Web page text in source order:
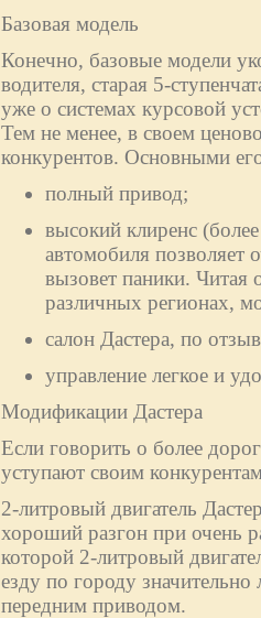
Базовая модель
Конечно, базовые модели
водителя, старая 5-
уже о системах курсовой
Тем не менее, в своем
конкурентов. Основными
полный привод;
высокий клиренс
автомобиля позволяет
вызовет паники. Читая
различных регионах,
салон Дастера, по
управление легкое и
Модификации Дастера
Если говорить о более
уступают своим
2-литровый двигатель
хороший разгон при очень
которой 2-литровый
езду по городу
передним приводом.